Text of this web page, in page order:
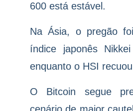
600 está estável.
Na Ásia, o pregão
índice japonês
enquanto o HSI
O Bitcoin segue